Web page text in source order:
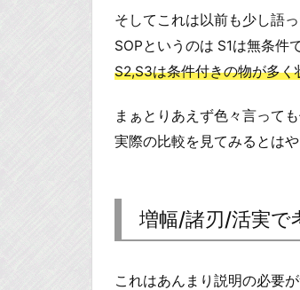
そしてこれは以前も少し語
SOPというのは S1は無条件
S2,S3は条件付きの物が多
まぁとりあえず色々言って
実際の比較を見てみるとは
増幅/諸刃/活実で
これはあんまり説明の必要